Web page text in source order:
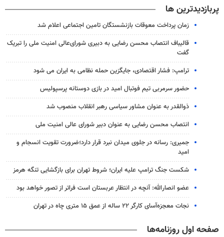
پربازدیدترین ها
زمان پرداخت معوقات بازنشستگان تامین اجتماعی اعلام شد
قالیباف انتصاب محسن رضایی به دبیری شورای‌عالی امنیت ملی را تبریک
گفت
ترامپ: فشار اقتصادی، جایگزین حمله نظامی به ایران می شود
حضور سرمربی تیم فوتبال امید در بازی دوستانه پرسپولیس
ذوالقدر به عنوان مشاور سیاسی رهبر انقلاب منصوب شد
انتصاب محسن رضایی به عنوان دبیر شورای عالی امنیت ملی
جمیری: رسانه‌ در جلوی میدان نبرد قرار دارد؛ضرورت تقویت انسجام و
امید
شکست جنگ ترامپ علیه ایران؛ شروط تهران برای بازگشایی تنگه هرمز
عضو انصارالله: آنچه در انتظار عربستان است فراتر از تصور خواهد بود
نجات معجزه‌آسای کارگر ۲۲ ساله از عمق ۱۵ متری چاه در تهران
صفحه اول روزنامه‌ها